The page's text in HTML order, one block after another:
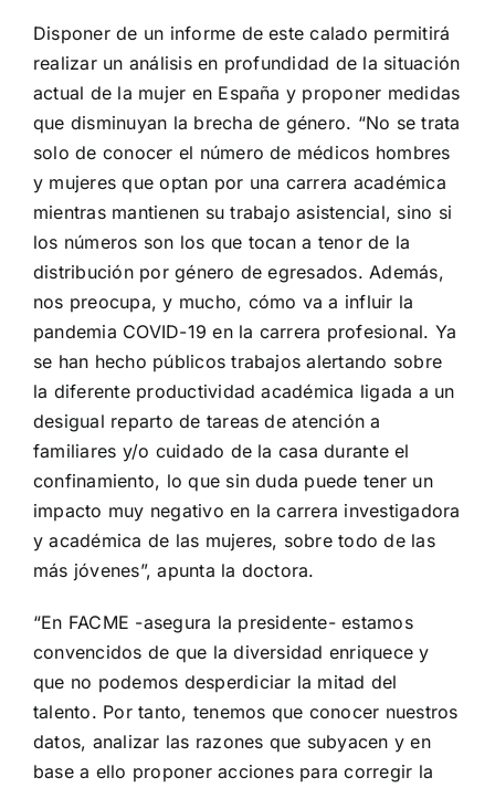
Disponer de un informe de este calado permitirá
realizar un análisis en profundidad de la situación
actual de la mujer en España y proponer medidas
que disminuyan la brecha de género. “No se trata
solo de conocer el número de médicos hombres
y mujeres que optan por una carrera académica
mientras mantienen su trabajo asistencial, sino si
los números son los que tocan a tenor de la
distribución por género de egresados. Además,
nos preocupa, y mucho, cómo va a influir la
pandemia COVID-19 en la carrera profesional. Ya
se han hecho públicos trabajos alertando sobre
la diferente productividad académica ligada a un
desigual reparto de tareas de atención a
familiares y/o cuidado de la casa durante el
confinamiento, lo que sin duda puede tener un
impacto muy negativo en la carrera investigadora
y académica de las mujeres, sobre todo de las
más jóvenes”, apunta la doctora.
“En FACME -asegura la presidente- estamos
convencidos de que la diversidad enriquece y
que no podemos desperdiciar la mitad del
talento. Por tanto, tenemos que conocer nuestros
datos, analizar las razones que subyacen y en
base a ello proponer acciones para corregir la